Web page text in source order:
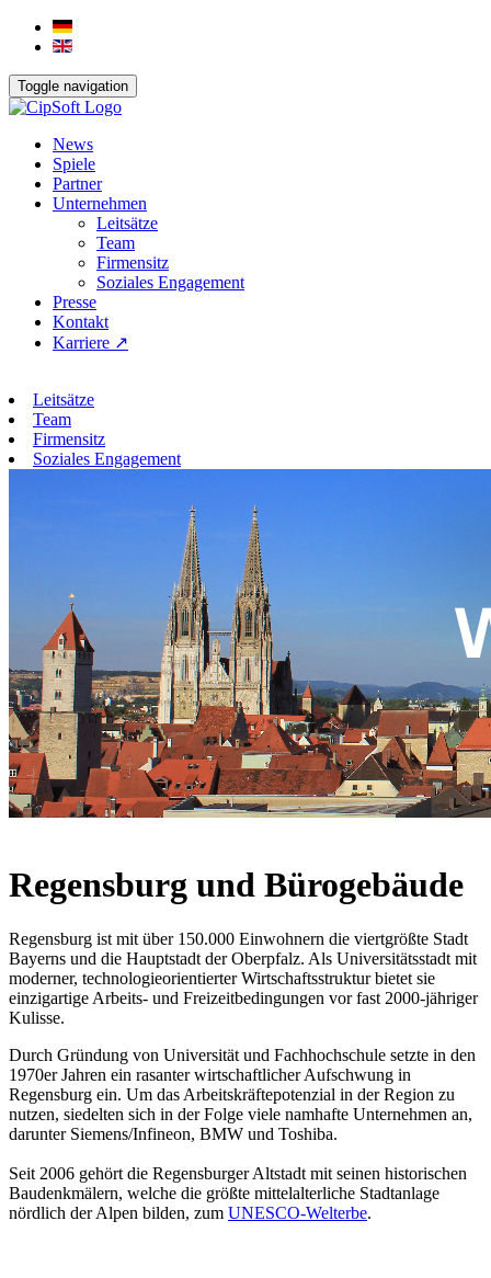
Toggle navigation
News
Spiele
Partner
Unternehmen
Leitsätze
Team
Firmensitz
Soziales Engagement
Presse
Kontakt
Karriere ↗
Leitsätze
Team
Firmensitz
Soziales Engagement
Regensburg und Bürogebäude
Regensburg ist mit über 150.000 Einwohnern die viertgrößte Stadt
Bayerns und die Hauptstadt der Oberpfalz. Als Universitätsstadt mit
moderner, technologieorientierter Wirtschaftsstruktur bietet sie
einzigartige Arbeits- und Freizeitbedingungen vor fast 2000-jähriger
Kulisse.
Durch Gründung von Universität und Fachhochschule setzte in den
1970er Jahren ein rasanter wirtschaftlicher Aufschwung in
Regensburg ein. Um das Arbeitskräftepotenzial in der Region zu
nutzen, siedelten sich in der Folge viele namhafte Unternehmen an,
darunter Siemens/Infineon, BMW und Toshiba.
Seit 2006 gehört die Regensburger Altstadt mit seinen historischen
Baudenkmälern, welche die größte mittelalterliche Stadtanlage
nördlich der Alpen bilden, zum UNESCO-Welterbe.